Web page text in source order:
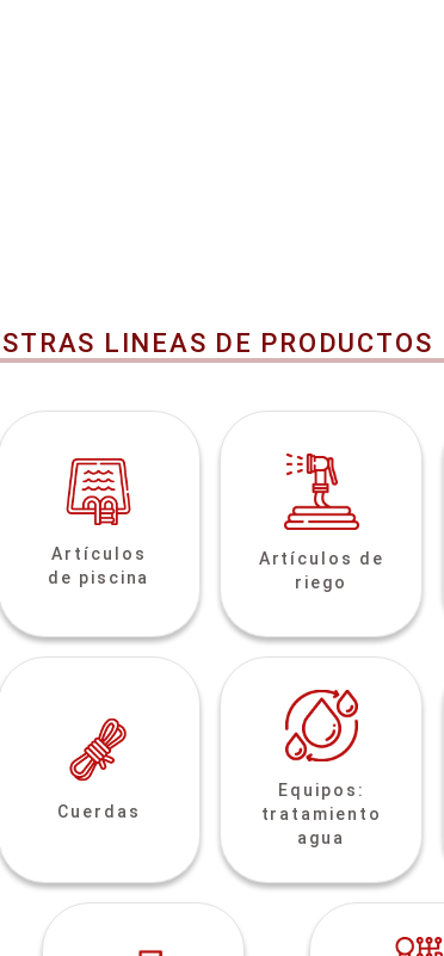
LINEAS DE PRODUCTOS
Artículos
de piscina
Artículos de
riego
Cuerdas
Equipos:
tratamiento
agua